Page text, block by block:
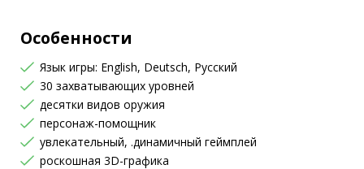
Особенности
Язык игры: English, Deutsch, Русский
30 захватывающих уровней
десятки видов оружия
персонаж-помощник
увлекательный, .динамичный геймплей
роскошная 3D-графика